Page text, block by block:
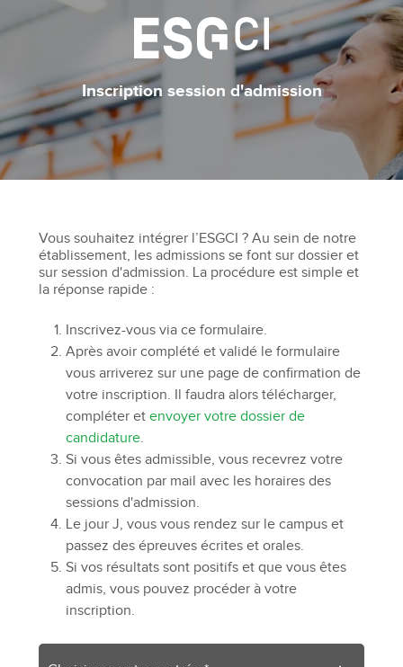
Inscription session d'admission
Vous souhaitez intégrer l’ESGCI ? Au sein de notre
établissement, les admissions se font sur dossier et
sur session d'admission. La procédure est simple et
la réponse rapide :
Inscrivez-vous via ce formulaire.
Après avoir complété et validé le formulaire
vous arriverez sur une page de confirmation de
votre inscription. Il faudra alors télécharger,
compléter et envoyer votre dossier de
candidature.
Si vous êtes admissible, vous recevrez votre
convocation par mail avec les horaires des
sessions d'admission.
Le jour J, vous vous rendez sur le campus et
passez des épreuves écrites et orales.
Si vos résultats sont positifs et que vous êtes
admis, vous pouvez procéder à votre
inscription.